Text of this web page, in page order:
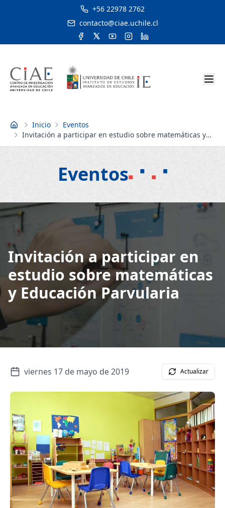
+56 22978 2762
contacto@ciae.uchile.cl
Inicio Inicio
Eventos
Invitación a participar en estudio sobre matemáticas y
Educación Parvularia
Eventos
Invitación a participar en
estudio sobre matemáticas
y Educación Parvularia
viernes 17 de mayo de 2019 Actualizar